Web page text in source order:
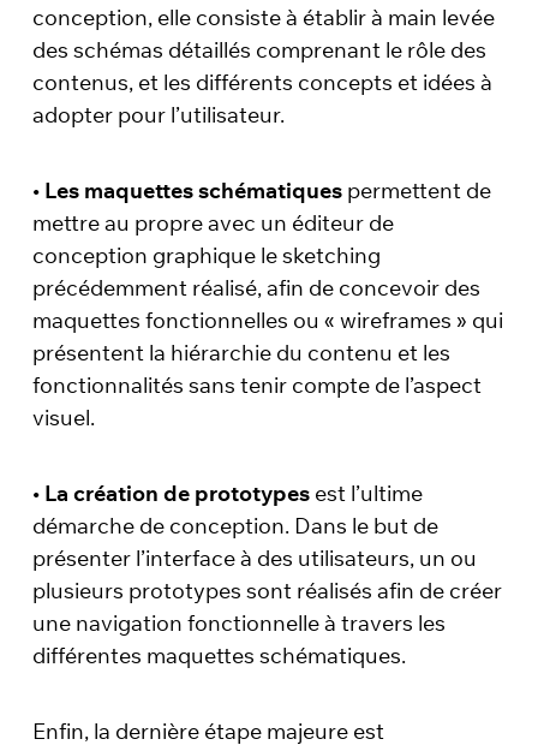
conception, elle consiste à établir à main levée
des schémas détaillés comprenant le rôle des
contenus, et les différents concepts et idées à
adopter pour l’utilisateur.
• Les maquettes schématiques permettent de
mettre au propre avec un éditeur de
conception graphique le sketching
précédemment réalisé, afin de concevoir des
maquettes fonctionnelles ou « wireframes » qui
présentent la hiérarchie du contenu et les
fonctionnalités sans tenir compte de l’aspect
visuel.
• La création de prototypes est l’ultime
démarche de conception. Dans le but de
présenter l’interface à des utilisateurs, un ou
plusieurs prototypes sont réalisés afin de créer
une navigation fonctionnelle à travers les
différentes maquettes schématiques.
Enfin, la dernière étape majeure est